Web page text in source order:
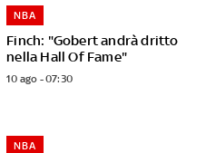
Finch: "Gobert andrà dritto
nella Hall Of Fame"
NBA
10 ago - 07:30
NBA